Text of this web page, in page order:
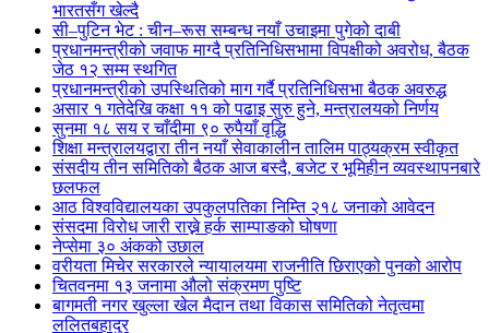
भारतसँग खेल्दै
सी–पुटिन भेट : चीन–रूस सम्बन्ध नयाँ उचाइमा पुगेको दाबी
प्रधानमन्त्रीको जवाफ माग्दै प्रतिनिधिसभामा विपक्षीको अवरोध, बैठक
जेठ १२ सम्म स्थगित
प्रधानमन्त्रीको उपस्थितिको माग गर्दै प्रतिनिधिसभा बैठक अवरुद्ध
असार १ गतेदेखि कक्षा ११ को पढाइ सुरु हुने, मन्त्रालयको निर्णय
सुनमा १८ सय र चाँदीमा ९० रुपैयाँ वृद्धि
शिक्षा मन्त्रालयद्वारा तीन नयाँ सेवाकालीन तालिम पाठ्यक्रम स्वीकृत
संसदीय तीन समितिको बैठक आज बस्दै, बजेट र भूमिहीन व्यवस्थापनबारे
छलफल
आठ विश्वविद्यालयका उपकुलपतिका निम्ति २१८ जनाको आवेदन
संसदमा विरोध जारी राख्ने हर्क साम्पाङको घोषणा
नेप्सेमा ३० अंकको उछाल
वरीयता मिचेर सरकारले न्यायालयमा राजनीति छिराएको पुनको आरोप
चितवनमा १३ जनामा औलो संक्रमण पुष्टि
बागमती नगर खुल्ला खेल मैदान तथा विकास समितिको नेतृत्वमा
ललितबहादुर